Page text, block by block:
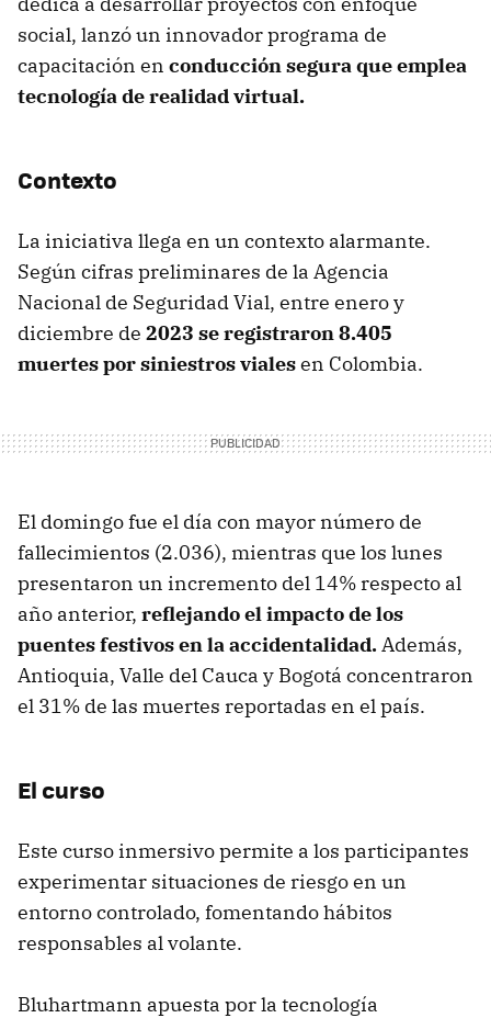
social, lanzó un innovador programa de
capacitación en conducción segura que emplea
tecnología de realidad virtual.
Contexto
La iniciativa llega en un contexto alarmante.
Según cifras preliminares de la Agencia
Nacional de Seguridad Vial, entre enero y
diciembre de 2023 se registraron 8.405
muertes por siniestros vialesen Colombia.
El domingo fue el día con mayor número de
fallecimientos (2.036), mientras que los lunes
presentaron un incremento del 14% respecto al
año anterior, reflejando el impacto de los
puentes festivos en la accidentalidad.Además,
Antioquia, Valle del Cauca y Bogotá concentraron
el 31% de las muertes reportadas en el país.
El curso
Este curso inmersivo permite a los participantes
experimentar situaciones de riesgo en un
entorno controlado, fomentando hábitos
responsables al volante.
Bluhartmann apuesta por la tecnología